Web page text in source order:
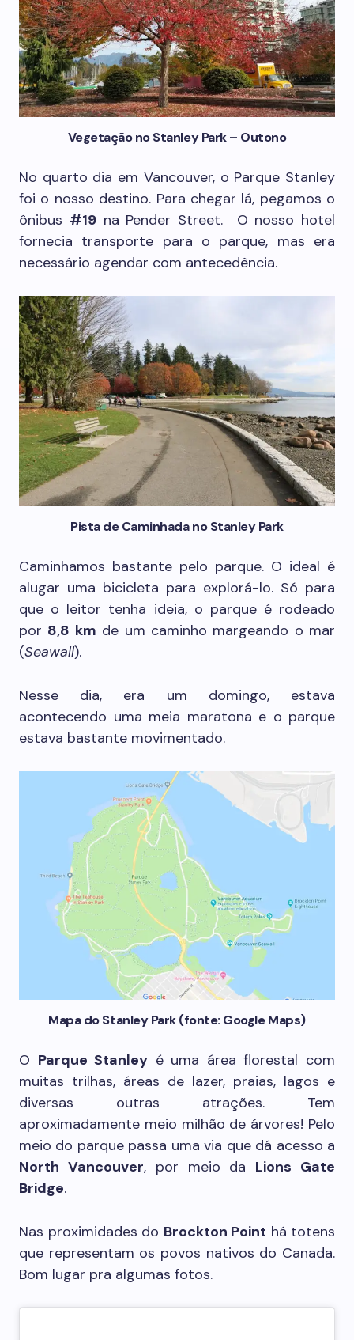
Vegetação no Stanley Park – Outono
No quarto dia em Vancouver, o Parque Stanley
foi o nosso destino. Para chegar lá, pegamos o
ônibus #19na Pender Street. O nosso hotel
fornecia transporte para o parque, mas era
necessário agendar com antecedência.
Pista de Caminhada no Stanley Park
Caminhamos bastante pelo parque. O ideal é
alugar uma bicicleta para explorá-lo. Só para
que o leitor tenha ideia, o parque é rodeado
por 8,8 km de um caminho margeando o mar
(Seawall).
Nesse dia, era um domingo, estava
acontecendo uma meia maratona e o parque
estava bastante movimentado.
Mapa do Stanley Park (fonte: Google Maps)
O Parque Stanley é uma área florestal com
muitas trilhas, áreas de lazer, praias, lagos e
diversas outras atrações. Tem
aproximadamente meio milhão de árvores! Pelo
meio do parque passa uma via que dá acesso a
North Vancouver, por meio da Lions Gate
Bridge.
Nas proximidades do Brockton Point há totens
que representam os povos nativos do Canada.
Bom lugar pra algumas fotos.